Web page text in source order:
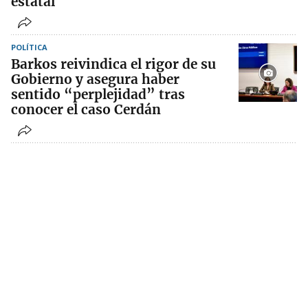
POLÍTICA
Barkos reivindica el rigor de su
Gobierno y asegura haber
sentido “perplejidad” tras
conocer el caso Cerdán